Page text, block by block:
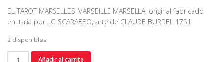
EL TAROT MARSELLES MARSEILLE MARSELLA, original fabricado
en Italia por LO SCARABEO, arte de CLAUDE BURDEL 1751
2 disponibles
Añadir al carrito